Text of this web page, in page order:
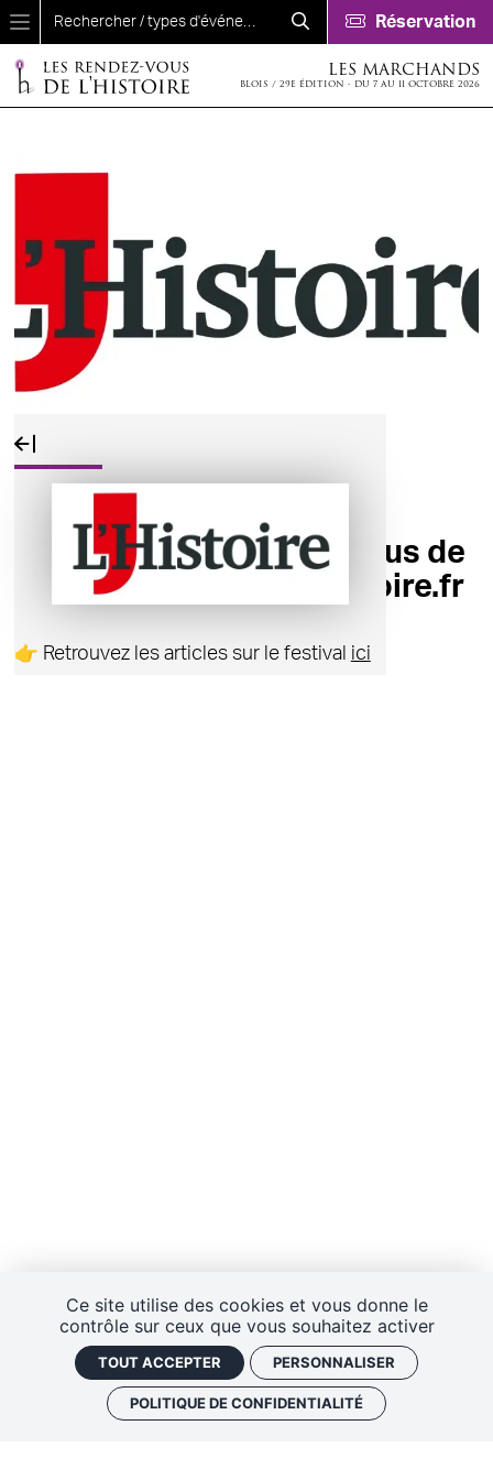
Ce site utilise des cookies et vous donne le
contrôle sur ceux que vous souhaitez activer
TOUT ACCEPTER PERSONNALISER
POLITIQUE DE CONFIDENTIALITÉ
Aller au contenu principal
Réservation
LES MARCHANDS
BLOIS / 29E ÉDITION - DU 7 AU 11 OCTOBRE 2026
Publié le 23/10/2025
Retrouvez les Rendez-vous de
l'histoire sur le site lhistoire.fr
👉 Retrouvez les articles sur le festival ici